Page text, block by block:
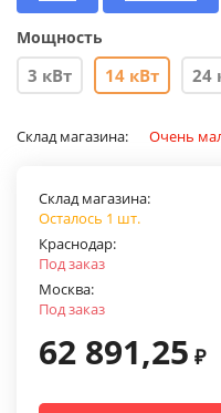
Мощность
3 кВт 14 кВт 24
Склад магазина: Очень
Склад магазина:
Осталось 1 шт.
Краснодар:
Под заказ
Москва:
Под заказ
62 891,25 ₽